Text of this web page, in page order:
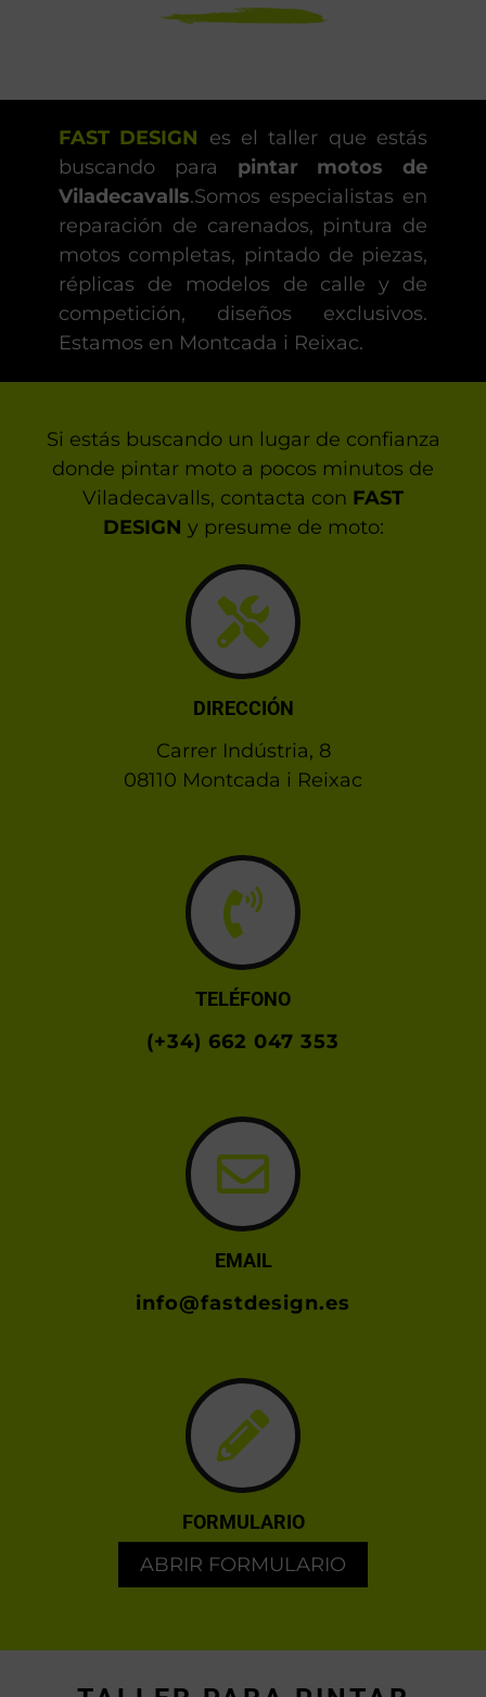
FAST DESIGN es el taller que estás
buscando para pintar motos de
Viladecavalls.Somos especialistas en
reparación de carenados, pintura de
motos completas, pintado de piezas,
réplicas de modelos de calle y de
competición, diseños exclusivos.
Estamos en Montcada i Reixac.
Si estás buscando un lugar de confianza
donde pintar moto a pocos minutos de
Viladecavalls, contacta con FAST
DESIGN y presume de moto:
DIRECCIÓN
Carrer Indústria, 8
08110 Montcada i Reixac
TELÉFONO
(+34) 662 047 353
EMAIL
info@fastdesign.es
FORMULARIO
ABRIR FORMULARIO